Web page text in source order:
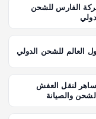
الفارس للشحن
العالم للشحن الدولي
لنقل العفش
والصيانة